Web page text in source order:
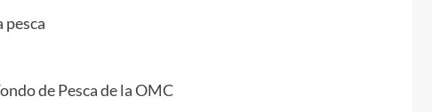
pesca
de Pesca de la OMC